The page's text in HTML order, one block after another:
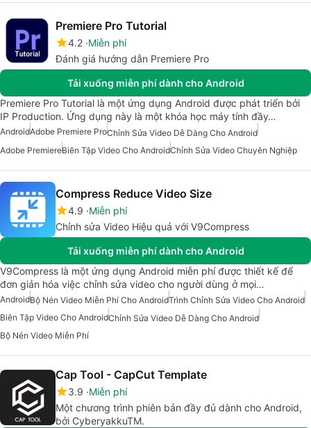
Premiere Pro Tutorial
4.2 Miễn phí
Đánh giá hướng dẫn Premiere Pro
Tải xuống miễn phí dành cho Android
Premiere Pro Tutorial là một ứng dụng Android được phát triển bởi
IP Production. Ứng dụng này là một khóa học máy tính đầy…
AndroidAdobe Premiere ProChỉnh Sửa Video Dễ Dàng Cho Android
Adobe PremiereBiên Tập Video Cho AndroidChỉnh Sửa Video Chuyên Nghiệp
Compress Reduce Video Size
4.9 Miễn phí
Chỉnh sửa Video Hiệu quả với V9Compress
Tải xuống miễn phí dành cho Android
V9Compress là một ứng dụng Android miễn phí được thiết kế để
đơn giản hóa việc chỉnh sửa video cho người dùng ở mọi…
AndroidBộ Nén Video Miễn Phí Cho AndroidTrình Chỉnh Sửa Video Cho Android
Biên Tập Video Cho AndroidChỉnh Sửa Video Dễ Dàng Cho Android
Bộ Nén Video Miễn Phí
Cap Tool - CapCut Template
3.9 Miễn phí
Một chương trình phiên bản đầy đủ dành cho Android,
bởi CyberyakkuTM.